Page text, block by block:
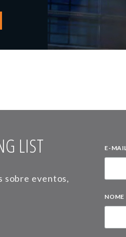
LIST
sobre eventos,
E-
NOME